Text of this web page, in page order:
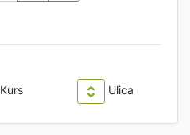
Kurs Ulica